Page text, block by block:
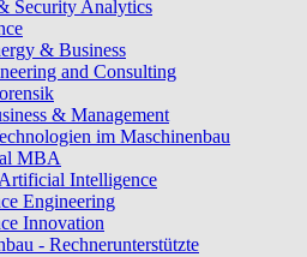
Security Analytics
& Business
and Consulting
& Management
im Maschinenbau
MBA
Intelligence
Engineering
Innovation
- Rechnerunterstützte